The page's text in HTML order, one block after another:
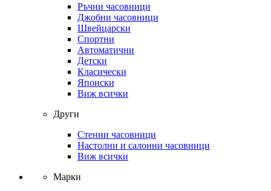
Ръчни часовници
Джобни часовници
Швейцарски
Спортни
Автоматични
Детски
Класически
Японски
Виж всички
Други
Стенни часовници
Настолни и салонни часовници
Виж всички
Марки